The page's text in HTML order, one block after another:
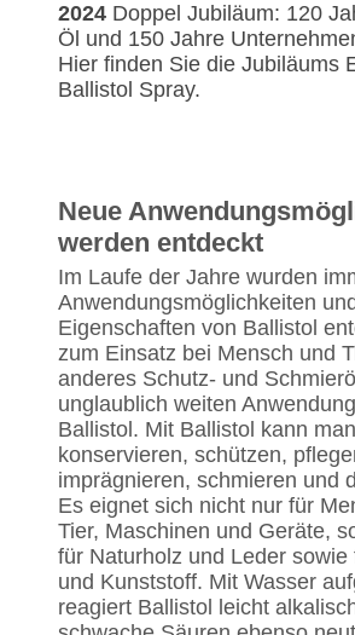
2024 Doppel Jubiläum: 120
Öl und 150 Jahre
Hier finden Sie die Jubiläums
Ballistol Spray.
Neue
werden entdeckt
Im Laufe der Jahre wurden
Anwendungsmöglichkeiten und
Eigenschaften von Ballistol
zum Einsatz bei Mensch und
anderes Schutz- und
unglaublich weiten
Ballistol. Mit Ballistol kann
konservieren, schützen,
imprägnieren, schmieren und
Es eignet sich nicht nur für
Tier, Maschinen und Geräte,
für Naturholz und Leder sowie
und Kunststoff. Mit Wasser
reagiert Ballistol leicht